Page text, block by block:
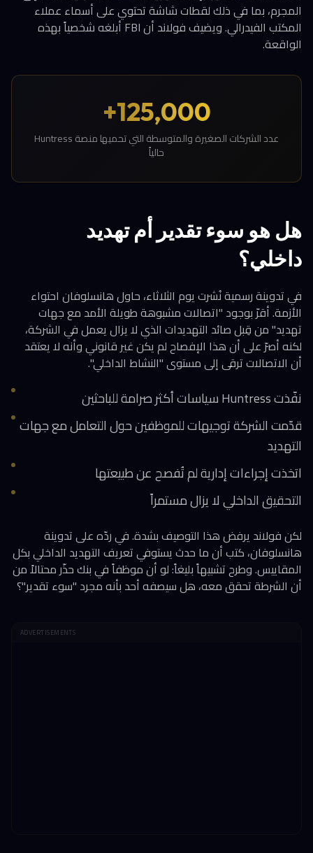
المجرم، بما في ذلك لقطات شاشة تحتوي على أسماء عملاء
المكتب الفيدرالي. ويضيف فولاند أن FBI أبلغه شخصياً بهذه
الواقعة.
125,000+
عدد الشركات الصغيرة والمتوسطة التي تحميها منصة Huntress
حالياً
هل هو سوء تقدير أم تهديد
داخلي؟
في تدوينة رسمية نُشرت يوم الثلاثاء، حاول هانسلوفان احتواء
الأزمة. أقرّ بوجود "اتصالات مشبوهة طويلة الأمد مع جهات
تهديد" من قِبل صائد التهديدات الذي لا يزال يعمل في الشركة،
لكنه أصرّ على أن هذا الإفصاح لم يكن غير قانوني وأنه لا يعتقد
أن الاتصالات ترقى إلى مستوى "النشاط الداخلي".
نفّذت Huntress سياسات أكثر صرامة للباحثين
قدّمت الشركة توجيهات للموظفين حول التعامل مع جهات
التهديد
اتخذت إجراءات إدارية لم تُفصح عن طبيعتها
التحقيق الداخلي لا يزال مستمراً
لكن فولاند يرفض هذا التوصيف بشدة. في ردّه على تدوينة
هانسلوفان، كتب أن ما حدث يستوفي تعريف التهديد الداخلي بكل
المقاييس. وطرح تشبيهاً بليغاً: لو أن موظفاً في بنك حذّر محتالاً من
أن الشرطة تحقق معه، هل سيصفه أحد بأنه مجرد "سوء تقدير"؟
ADVERTISEMENTS